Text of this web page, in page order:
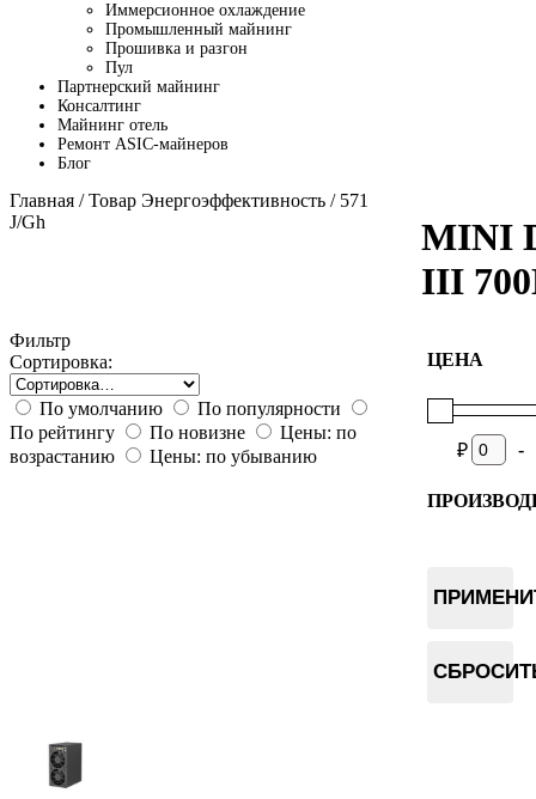
Иммерсионное охлаждение
Промышленный майнинг
Прошивка и разгон
Пул
Партнерский майнинг
Консалтинг
Майнинг отель
Ремонт ASIC-майнеров
Блог
Главная / Товар Энергоэффективность / 571
J/Gh
MINI
III
Фильтр
Сортировка:
По умолчанию
По популярности
По рейтингу
По новизне
Цены: по
возрастанию
Цены: по убыванию
ЦЕНА
₽ -